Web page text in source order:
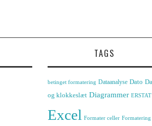
TAGS
betinget formatering Dataanalyse Dato
og klokkeslæt Diagrammer ERSTAT
Excel Formater celler Formatering